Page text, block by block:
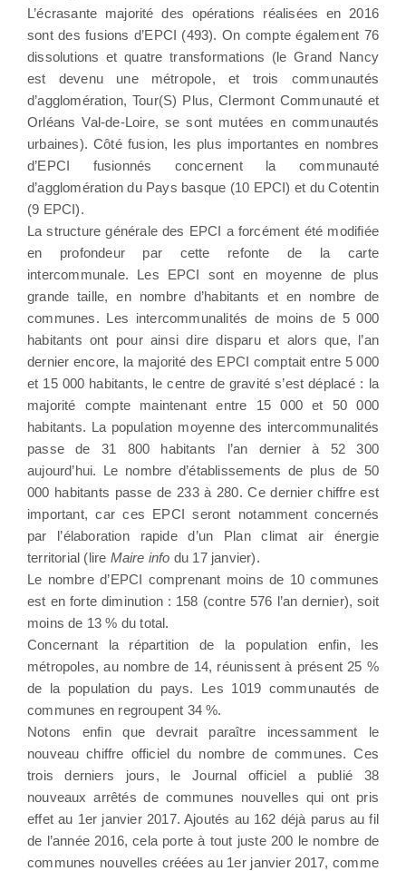
L’écrasante majorité des opérations réalisées en 2016
sont des fusions d’EPCI (493). On compte également 76
dissolutions et quatre transformations (le Grand Nancy
est devenu une métropole, et trois communautés
d’agglomération, Tour(S) Plus, Clermont Communauté et
Orléans Val-de-Loire, se sont mutées en communautés
urbaines). Côté fusion, les plus importantes en nombres
d’EPCI fusionnés concernent la communauté
d’agglomération du Pays basque (10 EPCI) et du Cotentin
(9 EPCI).
La structure générale des EPCI a forcément été modifiée
en profondeur par cette refonte de la carte
intercommunale. Les EPCI sont en moyenne de plus
grande taille, en nombre d’habitants et en nombre de
communes. Les intercommunalités de moins de 5 000
habitants ont pour ainsi dire disparu et alors que, l’an
dernier encore, la majorité des EPCI comptait entre 5 000
et 15 000 habitants, le centre de gravité s’est déplacé : la
majorité compte maintenant entre 15 000 et 50 000
habitants. La population moyenne des intercommunalités
passe de 31 800 habitants l’an dernier à 52 300
aujourd’hui. Le nombre d’établissements de plus de 50
000 habitants passe de 233 à 280. Ce dernier chiffre est
important, car ces EPCI seront notamment concernés
par l’élaboration rapide d’un Plan climat air énergie
territorial (lire Maire info du 17 janvier).
Le nombre d’EPCI comprenant moins de 10 communes
est en forte diminution : 158 (contre 576 l’an dernier), soit
moins de 13 % du total.
Concernant la répartition de la population enfin, les
métropoles, au nombre de 14, réunissent à présent 25 %
de la population du pays. Les 1019 communautés de
communes en regroupent 34 %.
Notons enfin que devrait paraître incessamment le
nouveau chiffre officiel du nombre de communes. Ces
trois derniers jours, le Journal officiel a publié 38
nouveaux arrêtés de communes nouvelles qui ont pris
effet au 1er janvier 2017. Ajoutés au 162 déjà parus au fil
de l’année 2016, cela porte à tout juste 200 le nombre de
communes nouvelles créées au 1er janvier 2017, comme